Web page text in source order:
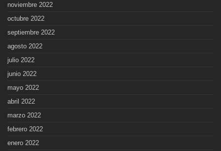
noviembre 2022
octubre 2022
septiembre 2022
agosto 2022
julio 2022
junio 2022
mayo 2022
abril 2022
marzo 2022
febrero 2022
enero 2022